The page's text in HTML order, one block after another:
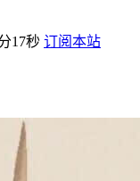
17秒 订阅本站